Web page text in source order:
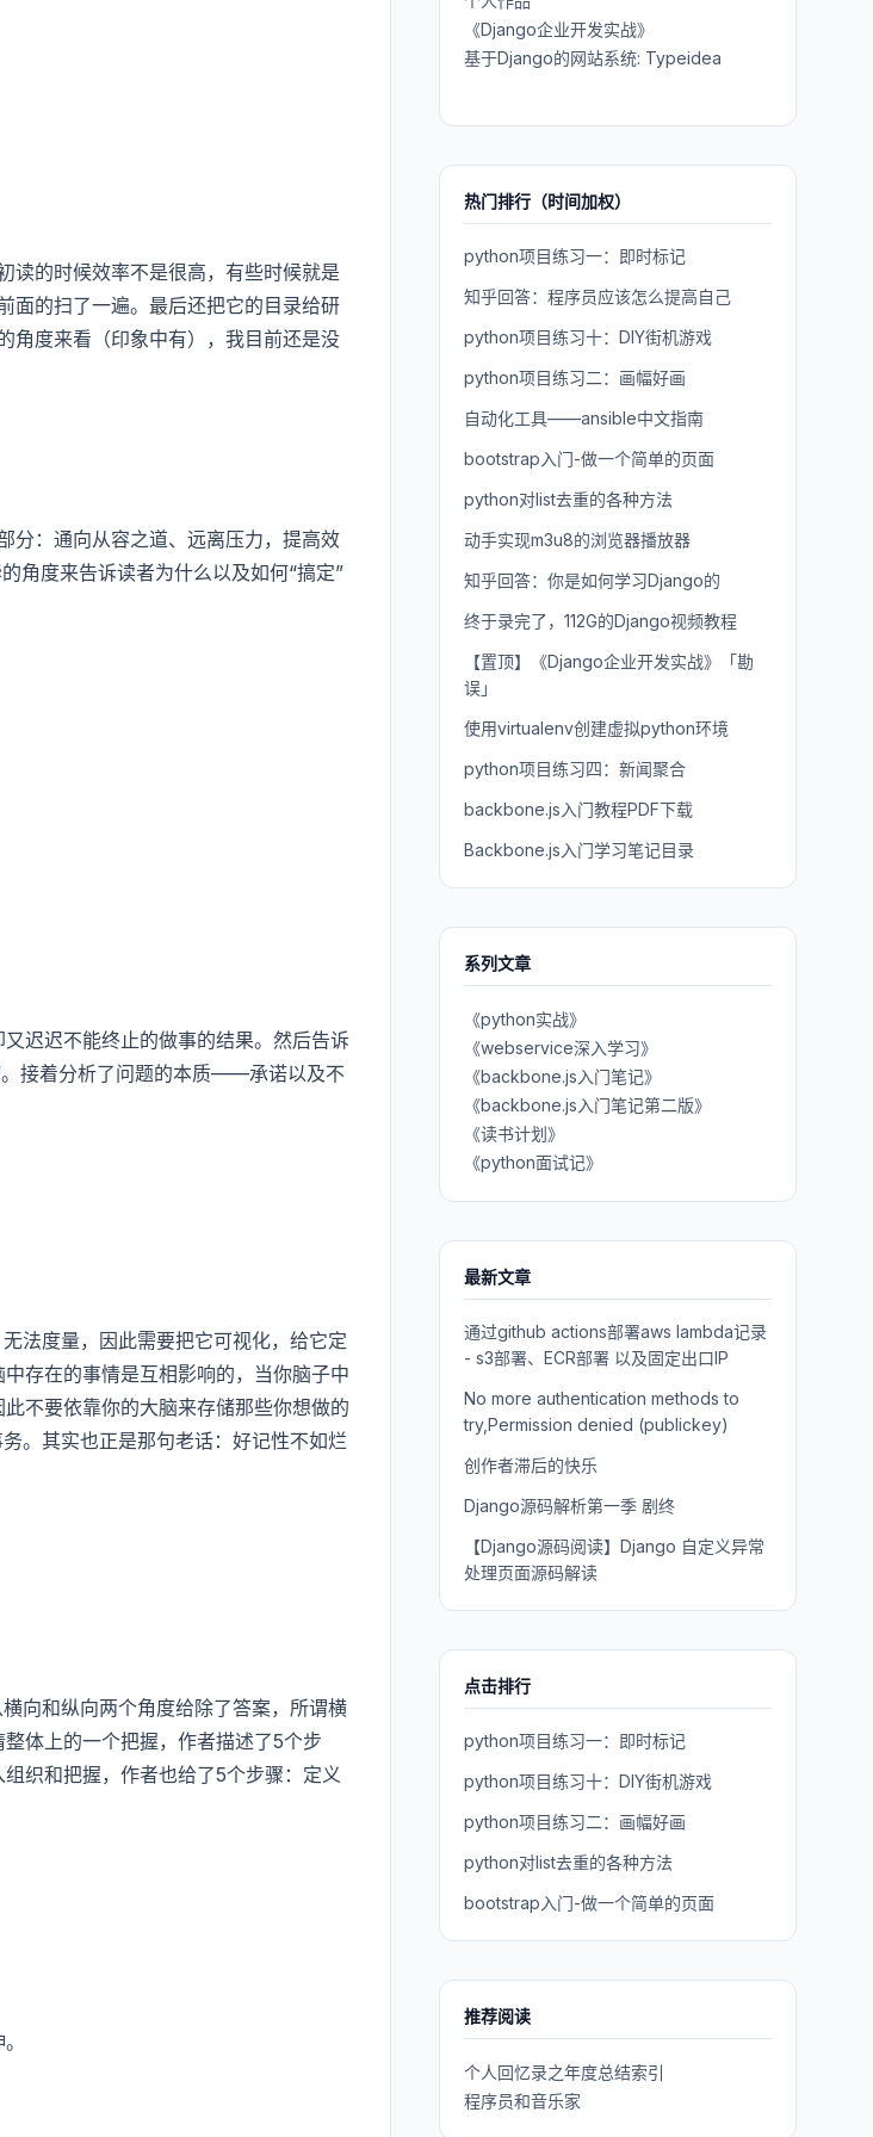
读的时候效率不是很高，有些时候就是
面的扫了一遍。最后还把它的目录给研
角度来看（印象中有），我目前还是没
分：通向从容之道、远离压力，提高效
角度来告诉读者为什么以及如何“搞定”
迟迟不能终止的做事的结果。然后告诉
接着分析了问题的本质——承诺以及不
法度量，因此需要把它可视化，给它定
存在的事情是互相影响的，当你脑子中
不要依靠你的大脑来存储那些你想做的
。其实也正是那句老话：好记性不如烂
向和纵向两个角度给除了答案，所谓横
体上的一个把握，作者描述了5个步
织和把握，作者也给了5个步骤：定义
《Django企业开发实战》
基于Django的网站系统: Typeidea
热门排行（时间加权）
python项目练习一：即时标记
知乎回答：程序员应该怎么提高自己
python项目练习十：DIY街机游戏
python项目练习二：画幅好画
自动化工具——ansible中文指南
bootstrap入门-做一个简单的页面
python对list去重的各种方法
动手实现m3u8的浏览器播放器
知乎回答：你是如何学习Django的
终于录完了，112G的Django视频教程
【置顶】《Django企业开发实战》「勘
误」
使用virtualenv创建虚拟python环境
python项目练习四：新闻聚合
backbone.js入门教程PDF下载
Backbone.js入门学习笔记目录
系列文章
《python实战》
《webservice深入学习》
《backbone.js入门笔记》
《backbone.js入门笔记第二版》
《读书计划》
《python面试记》
最新文章
通过github actions部署aws lambda记录
- s3部署、ECR部署 以及固定出口IP
No more authentication methods to
try,Permission denied (publickey)
创作者滞后的快乐
Django源码解析第一季 剧终
【Django源码阅读】Django 自定义异常
处理页面源码解读
点击排行
python项目练习一：即时标记
python项目练习十：DIY街机游戏
python项目练习二：画幅好画
python对list去重的各种方法
bootstrap入门-做一个简单的页面
推荐阅读
个人回忆录之年度总结索引
程序员和音乐家